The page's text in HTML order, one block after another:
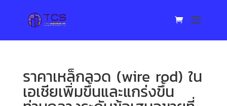
ราคาเหล็กลวด (wire rod) ใน
เอเชียเพิ่มขึ้นและแกร่งขึ้น